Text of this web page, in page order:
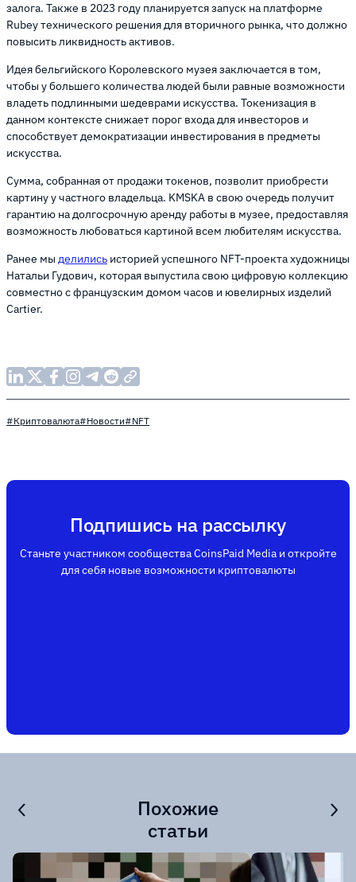
залога. Также в 2023 году планируется запуск на платформе
Rubey технического решения для вторичного рынка, что должно
повысить ликвидность активов.
Идея бельгийского Королевского музея заключается в том,
чтобы у большего количества людей были равные возможности
владеть подлинными шедеврами искусства. Токенизация в
данном контексте снижает порог входа для инвесторов и
способствует демократизации инвестирования в предметы
искусства.
Сумма, собранная от продажи токенов, позволит приобрести
картину у частного владельца. KMSKA в свою очередь получит
гарантию на долгосрочную аренду работы в музее, предоставляя
возможность любоваться картиной всем любителям искусства.
Ранее мы делились историей успешного NFT-проекта художницы
Натальи Гудович, которая выпустила свою цифровую коллекцию
совместно с французским домом часов и ювелирных изделий
Cartier.
#Криптовалюта#Новости#NFT
Подпишись на рассылку
Станьте участником сообщества CoinsPaid Media и откройте
для себя новые возможности криптовалюты
Похожие
статьи